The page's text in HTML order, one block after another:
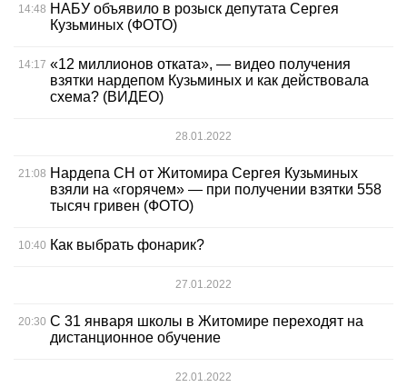
14:48 НАБУ объявило в розыск депутата Сергея
Кузьминых (ФОТО)
14:17 «12 миллионов отката», — видео получения
взятки нардепом Кузьминых и как действовала
схема? (ВИДЕО)
28.01.2022
21:08 Нардепа СН от Житомира Сергея Кузьминых
взяли на «горячем» — при получении взятки 558
тысяч гривен (ФОТО)
10:40 Как выбрать фонарик?
27.01.2022
20:30 С 31 января школы в Житомире переходят на
дистанционное обучение
22.01.2022